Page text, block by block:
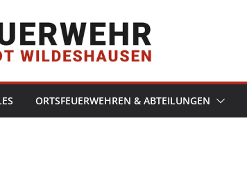
ORTSFEUERWEHREN & ABTEILUNGEN